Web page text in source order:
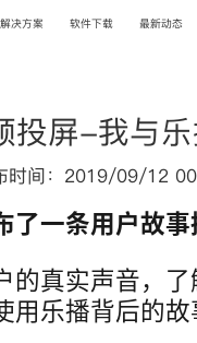
解决方案 软件下载 最新动态
投屏-我与
时间：2019/09/12
了一条用户故事
的真实声音，
用乐播背后的故